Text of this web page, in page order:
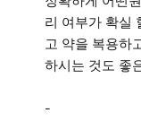
리 여부가 확실
고 약을 복용하
하시는 것도 좋
-